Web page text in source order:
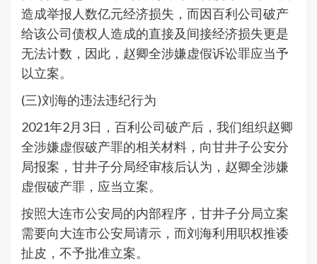
造成举报人数亿元经济损失，而因百利公司破产
给该公司债权人造成的直接及间接经济损失更是
无法计数，因此，赵卿全涉嫌虚假诉讼罪应当予
以立案。
(三)刘海的违法违纪行为
2021年2月3日，百利公司破产后，我们组织赵卿
全涉嫌虚假破产罪的相关材料，向甘井子公安分
局报案，甘井子分局经审核后认为，赵卿全涉嫌
虚假破产罪，应当立案。
按照大连市公安局的内部程序，甘井子分局立案
需要向大连市公安局请示，而刘海利用职权推诿
扯皮，不予批准立案。